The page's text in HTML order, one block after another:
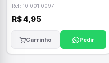
Ref: 10.001.0097
R$ 4,95
Carrinho Pedir